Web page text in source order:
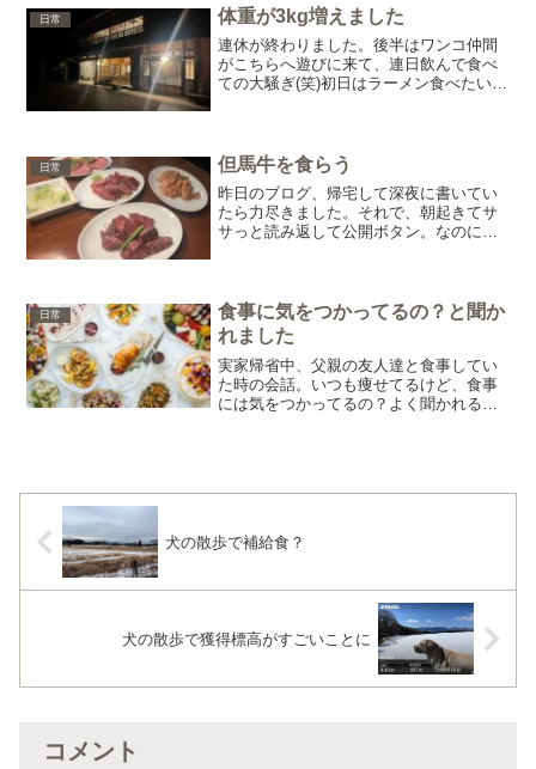
やめてしまったので、書くネタがすっか
り無くなってしまいま...
日常 体重が3kg増えました
連休が終わりました。後半はワンコ仲間
がこちらへ遊びに来て、連日飲んで食べ
ての大騒ぎ(笑)初日はラーメン食べたいと
暗闇の中に突如現...
日常 但馬牛を食らう
昨日のブログ、帰宅して深夜に書いてい
たら力尽きました。それで、朝起きてサ
サっと読み返して公開ボタン。なのに、
いボケかたですね(^^;...
日常
食事に気をつかってるの？と聞か
れました
実家帰省中、父親の友人達と食事してい
た時の会話。いつも痩せてるけど、食事
には気をつかってるの？よく聞かれるこ
犬の散歩で補給食？
犬の散歩で獲得標高がすごいことに
コメント